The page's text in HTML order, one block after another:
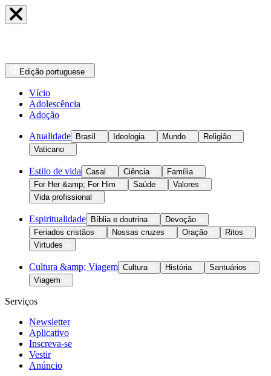
Edição portuguese
Vício
Adolescência
Adoção
Atualidade Brasil Ideologia Mundo
Religião
Vaticano
Estilo de vida Casal Ciência
Família
For Her &amp; For Him
Saúde
Valores
Vida profissional
Espiritualidade Bíblia e doutrina
Devoção
Feriados cristãos
Nossas cruzes Oração
Ritos
Virtudes
Cultura &amp; Viagem Cultura História
Santuários
Viagem
Serviços
Newsletter
Aplicativo
Inscreva-se
Vestir
Anúncio